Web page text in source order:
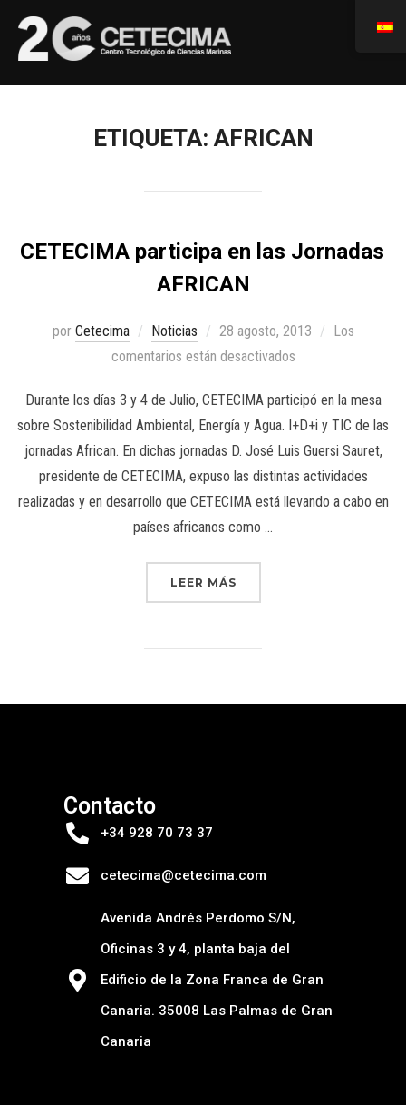
ETIQUETA: AFRICAN
CETECIMA participa en las Jornadas
AFRICAN
por Cetecima Noticias 28 agosto, 2013
Los
comentarios están desactivados
Durante los días 3 y 4 de Julio, CETECIMA participó en la mesa
sobre Sostenibilidad Ambiental, Energía y Agua. I+D+i y TIC de las
jornadas African. En dichas jornadas D. José Luis Guersi Sauret,
presidente de CETECIMA, expuso las distintas actividades
realizadas y en desarrollo que CETECIMA está llevando a cabo en
países africanos como …
LEER MÁS
Contacto
+34 928 70 73 37
cetecima@cetecima.com
Avenida Andrés Perdomo S/N,
Oficinas 3 y 4, planta baja del
Edificio de la Zona Franca de Gran
Canaria. 35008 Las Palmas de Gran
Canaria